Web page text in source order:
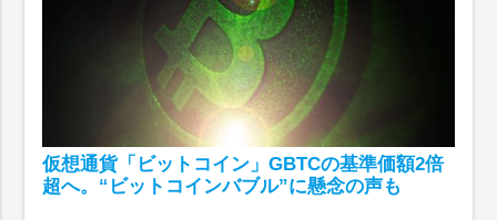
仮想通貨「ビットコイン」GBTCの基準価額2倍
超へ。“ビットコインバブル”に懸念の声も